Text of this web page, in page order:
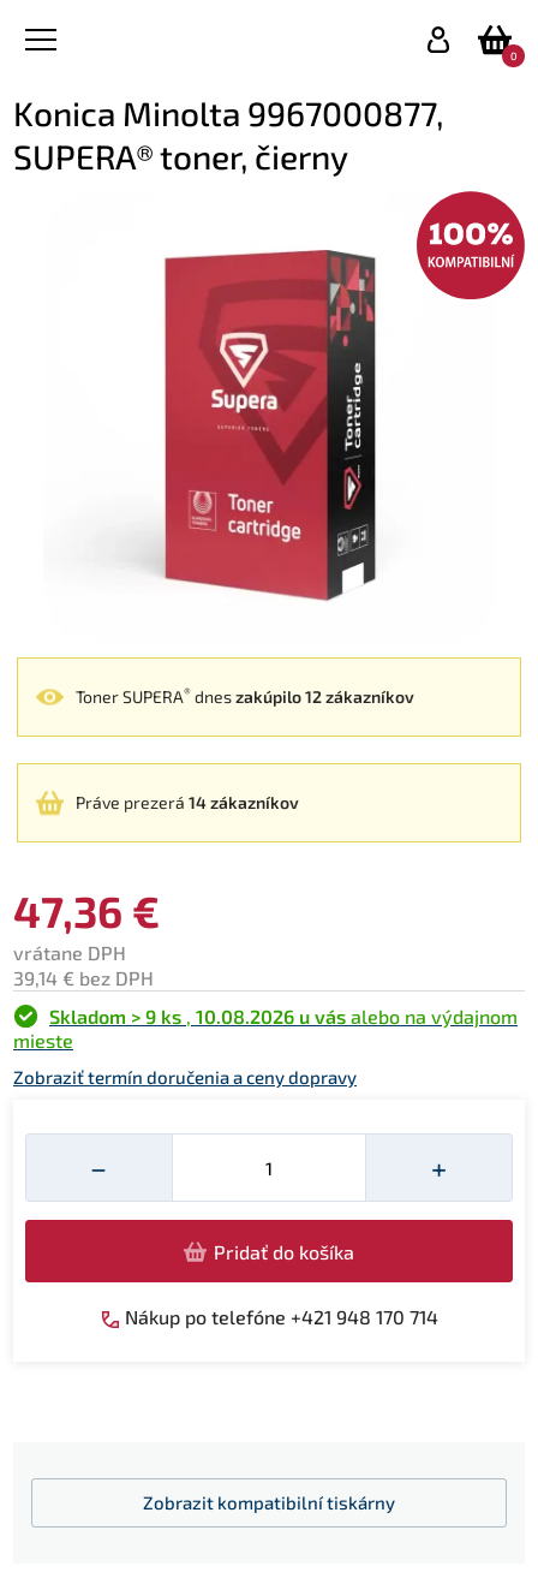
0
Konica Minolta 9967000877,
SUPERA® toner, čierny
Toner SUPERA® dneszakúpilo 12 zákazníkov
Práve prezerá 14 zákazníkov
47,36 €
vrátane DPH
39,14 € bez DPH
Skladom > 9 ks , 10.08.2026 u vás alebo na výdajnom
mieste
Zobraziť termín doručenia a ceny dopravy
−
Množství
+
Pridať do košíka
Nákup po telefóne +421 948 170 714
Zobrazit kompatibilní tiskárny